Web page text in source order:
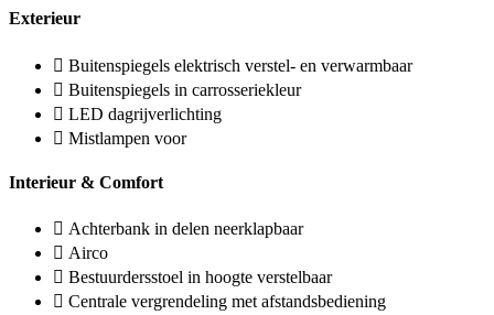
Exterieur
Buitenspiegels elektrisch verstel- en verwarmbaar
Buitenspiegels in carrosseriekleur
LED dagrijverlichting
Mistlampen voor
Interieur & Comfort
Achterbank in delen neerklapbaar
Airco
Bestuurdersstoel in hoogte verstelbaar
Centrale vergrendeling met afstandsbediening